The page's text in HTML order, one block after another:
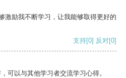
激励我不断学习，让我能够取得更好的
支持[0] 反对[0]
可以与其他学习者交流学习心得。